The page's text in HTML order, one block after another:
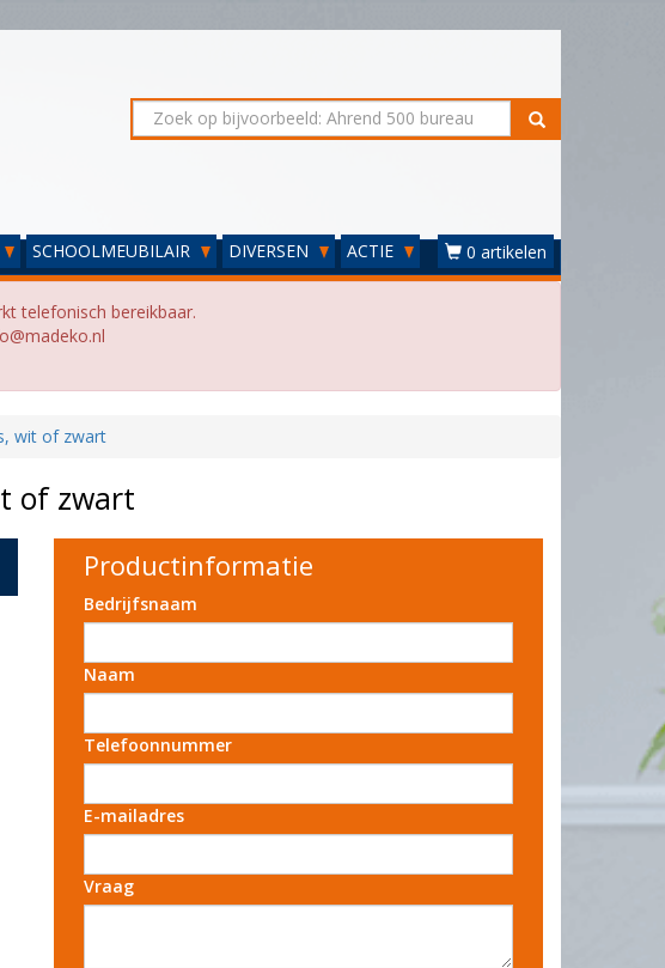
SCHOOLMEUBILAIR DIVERSEN ACTIE 0 artikelen
telefonisch bereikbaar.
wit of zwart
of zwart
Productinformatie
Bedrijfsnaam
Naam
Telefoonnummer
E-mailadres
Vraag